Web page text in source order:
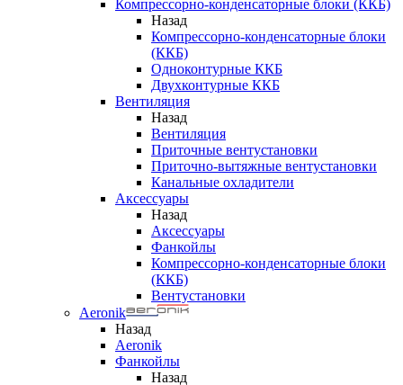
Компрессорно-конденсаторные блоки (ККБ)
Назад
Компрессорно-конденсаторные блоки
(ККБ)
Одноконтурные ККБ
Двухконтурные ККБ
Вентиляция
Назад
Вентиляция
Приточные вентустановки
Приточно-вытяжные вентустановки
Канальные охладители
Аксессуары
Назад
Аксессуары
Фанкойлы
Компрессорно-конденсаторные блоки
(ККБ)
Вентустановки
Aeronik
Назад
Aeronik
Фанкойлы
Назад